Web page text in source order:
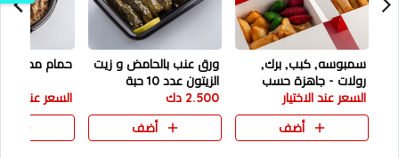
سمبوسه, كبب, برك,
رولات - جاهزة حسب
الاختيار
السعر عند الاختيار
أضف
ورق عنب بالحامض و زيت
الزيتون عدد 10 حبة
2.500 دك
أضف
حمام محشي
السعر عند